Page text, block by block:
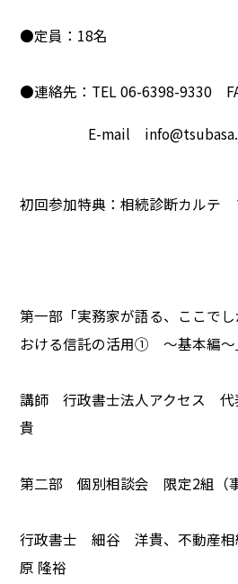
●定員：18名
●連絡先：TEL 06-6398-9330
E-mail
初回参加特典：相続診断カルテ
第一部「実務家が語る、ここで
おける信託の活用① ～基本編～
講師 行政書士法人アクセス
貴
第二部 個別相談会 限定2組（事
行政書士 細谷 洋貴、不動産相
原 隆裕